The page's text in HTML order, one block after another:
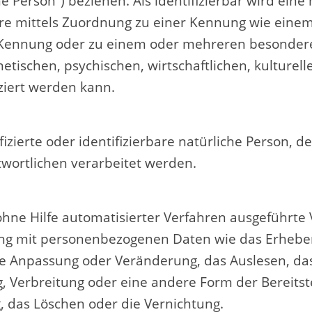
mittels Zuordnung zu einer Kennung wie
oder zu einem oder mehreren
psychischen, wirtschaftlichen,
werden kann.
oder identifizierbare natürliche Person,
verarbeitet werden.
Hilfe automatisierter Verfahren ausgeführte
mit personenbezogenen Daten wie das
Anpassung oder Veränderung, das Auslesen,
oder eine andere Form der
Löschen oder die Vernichtung.